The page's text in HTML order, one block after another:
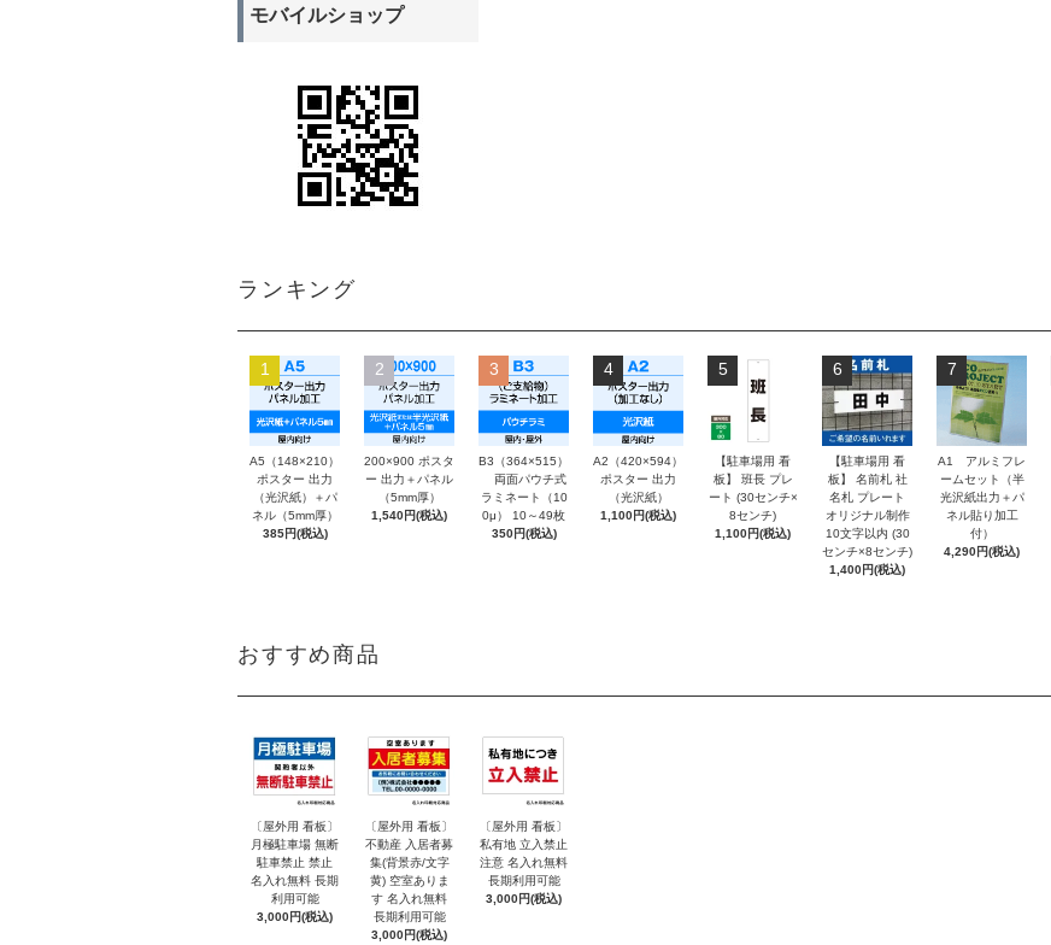
モバイルショップ
ランキング
1
A5（148×210）
ポスター 出力
（光沢紙）＋パ
ネル（5mm厚）
385円(税込)
2
200×900 ポスタ
ー 出力＋パネル
（5mm厚）
1,540円(税込)
3
B3（364×515）
両面パウチ式
ラミネート（10
0μ） 10～49枚
350円(税込)
4
A2（420×594）
ポスター 出力
（光沢紙）
1,100円(税込)
5
【駐車場用 看
板】 班長 プレ
ート (30センチ×
8センチ)
1,100円(税込)
6
【駐車場用 看
板】 名前札 社
名札 プレート
オリジナル制作
10文字以内 (30
センチ×8センチ)
1,400円(税込)
7
A1 アルミフレ
ームセット（半
光沢紙出力＋パ
ネル貼り加工
付）
4,290円(税込)
おすすめ商品
〔屋外用 看板〕
月極駐車場 無断
駐車禁止 禁止
名入れ無料 長期
利用可能
3,000円(税込)
〔屋外用 看板〕
不動産 入居者募
集(背景赤/文字
黄) 空室ありま
す 名入れ無料
長期利用可能
3,000円(税込)
〔屋外用 看板〕
私有地 立入禁止
注意 名入れ無料
長期利用可能
3,000円(税込)